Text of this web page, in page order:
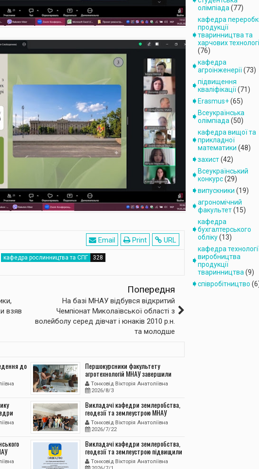
URL
Print
Email
кафедра рослинництва та СПГ
взяв
Попередня
На базі МНАУ відбувся відкритий
Чемпіонат Миколаївської області з
волейболу серед дівчат і юнаків 2010 р.н.
та молодше
до Першокурсники факультету
агротехнологій МНАУ завершили
навчальну практику з агрономічних
дисциплін
Тонковід Вікторія Анатоліївна
2026/8/3
Викладачі кафедри землеробства,
геодезії та землеустрою МНАУ
провели для здобувачів
спеціальності Н1 Агрономія
навчальну практику з агрономічних
дисциплін і введення до
майбутньої професії
Тонковід Вікторія Анатоліївна
2026/7/22
на
Викладачі кафедри землеробства,
геодезії та землеустрою підвищили
кваліфікацію з питань водної
безпеки та меліорації земель
Тонковід Вікторія Анатоліївна
олімпіада (77)
кафедра
продукції
тваринництва та
харчових
(76)
кафедра
агроінженерiї(73)
підвищення
кваліфікації(71)
Erasmus+(65)
Всеукраїнська
олімпіада (50)
кафедра вищої та
прикладної
математики (48)
захист(42)
Всеукраїнський
конкурс(29)
випускники (19)
агрономічний
факультет(15)
кафедра
бухгалтерського
обліку(13)
кафедра
виробництва
продукції
тваринництва (9)
співробітництво